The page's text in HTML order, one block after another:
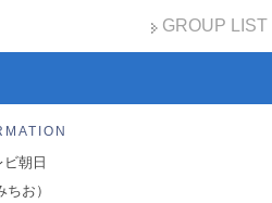
GROUP LIST
ビ朝日
ちお）